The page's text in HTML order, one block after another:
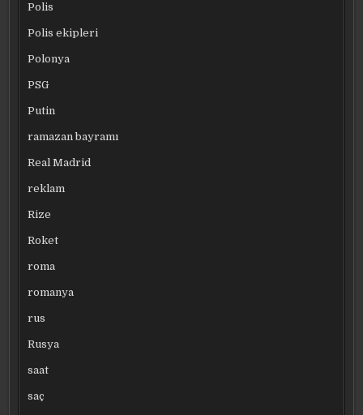
Polis
Polis ekipleri
Polonya
PSG
Putin
ramazan bayramı
Real Madrid
reklam
Rize
Roket
roma
romanya
rus
Rusya
saat
saç